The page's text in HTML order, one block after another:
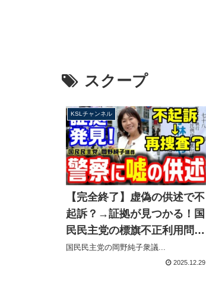
スクープ
KSLチャンネル
【完全終了】虚偽の供述で不
起訴？→証拠が見つかる！国
民民主党の標旗不正利用問
題、岡野純子議員の辞職は不
可避か？【KSLチャンネル】
国民民主党の岡野純子衆議...
2025.12.29